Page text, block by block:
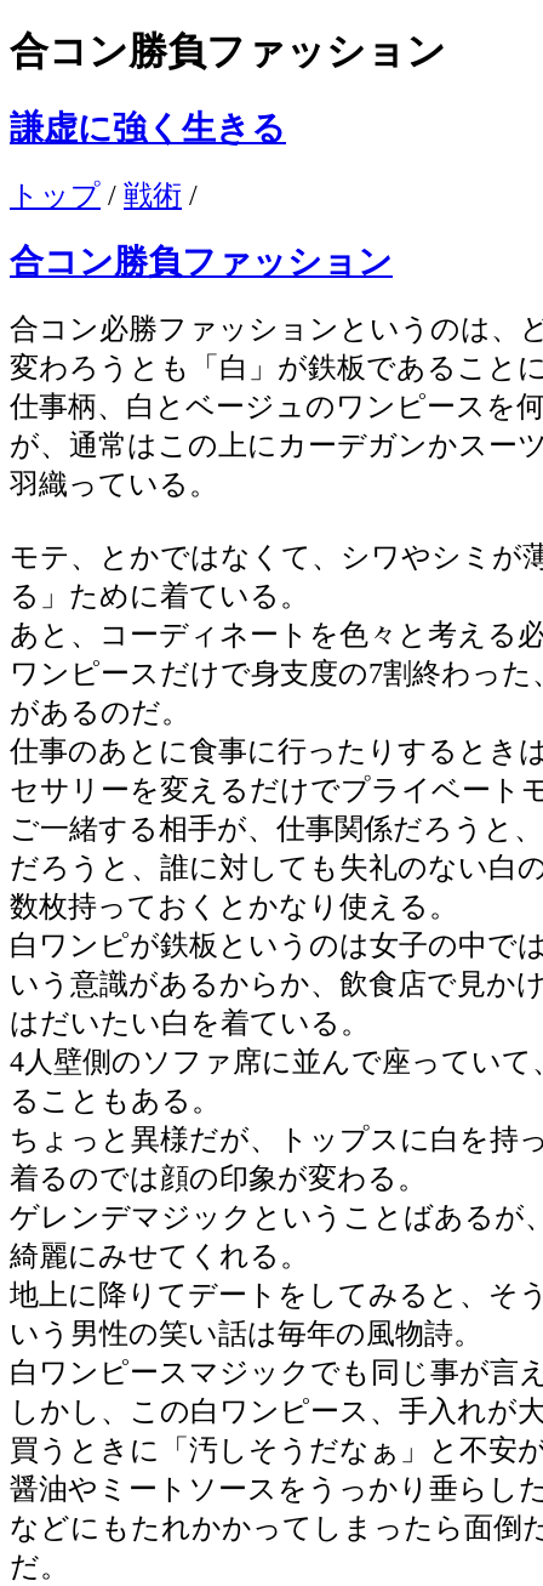
合コン勝負ファッション
謙虚に強く生きる
トップ / 戦術 /
合コン勝負ファッション
合コン必勝ファッションというのは、
変わろうとも「白」が鉄板であること
仕事柄、白とベージュのワンピースを
が、通常はこの上にカーデガンかスー
羽織っている。
モテ、とかではなくて、シワやシミが
る」ために着ている。
あと、コーディネートを色々と考える
ワンピースだけで身支度の7割終わっ
があるのだ。
仕事のあとに食事に行ったりするとき
セサリーを変えるだけでプライベート
ご一緒する相手が、仕事関係だろうと
だろうと、誰に対しても失礼のない白
数枚持っておくとかなり使える。
白ワンピが鉄板というのは女子の中で
いう意識があるからか、飲食店で見か
はだいたい白を着ている。
4人壁側のソファ席に並んで座ってい
ることもある。
ちょっと異様だが、トップスに白を持
着るのでは顔の印象が変わる。
ゲレンデマジックということばあるが
綺麗にみせてくれる。
地上に降りてデートをしてみると、そ
いう男性の笑い話は毎年の風物詩。
白ワンピースマジックでも同じ事が言
しかし、この白ワンピース、手入れが
買うときに「汚しそうだなぁ」と不安
醤油やミートソースをうっかり垂らし
などにもたれかかってしまったら面倒
だ。